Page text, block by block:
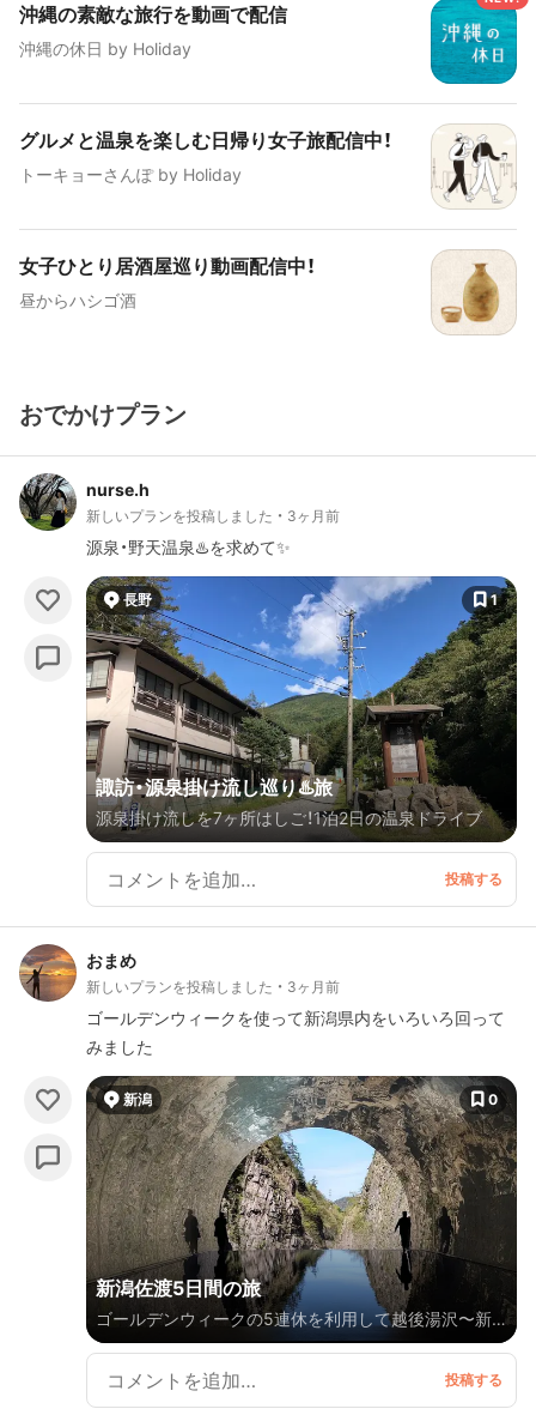
沖縄の素敵な旅行を動画で配信
沖縄の休日 by Holiday
グルメと温泉を楽しむ日帰り女子旅配信中！
トーキョーさんぽ by Holiday
女子ひとり居酒屋巡り動画配信中！
昼からハシゴ酒
おでかけプラン
nurse.h
新しいプランを投稿しました 3ヶ月前
源泉・野天温泉♨️を求めて✨
長野 1
諏訪・源泉掛け流し巡り♨️旅
源泉掛け流しを7ヶ所はしご！1泊2日の温泉ドライブ
おまめ
新しいプランを投稿しました 3ヶ月前
ゴールデンウィークを使って新潟県内をいろいろ回って
みました
新潟 0
新潟佐渡5日間の旅
ゴールデンウィークの5連休を利用して越後湯沢〜新
潟市〜佐渡にかけて巡りました